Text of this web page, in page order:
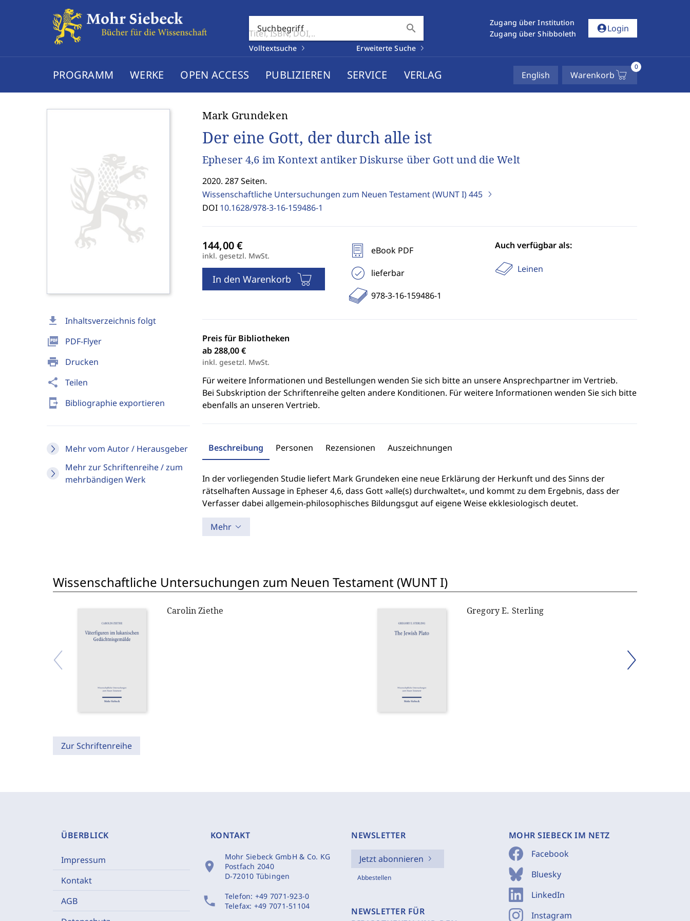
Suchbegriff search
Volltextsuche Erweiterte Suche
Zugang über Institution
Zugang über Shibboleth
account_circleLogin
PROGRAMM WERKE OPEN ACCESS PUBLIZIEREN SERVICE VERLAG English Warenkorb
0
download Inhaltsverzeichnis folgt
picture_as_pdf PDF-Flyer
print Drucken
share Teilen
send_to_mobile Bibliographie exportieren
Mehr vom Autor / Herausgeber
Mehr zur Schriftenreihe / zum
mehrbändigen Werk
Mark Grundeken
Der eine Gott, der durch alle ist
Epheser 4,6 im Kontext antiker Diskurse über Gott und die Welt
2020. 287 Seiten.
Wissenschaftliche Untersuchungen zum Neuen Testament (WUNT I)445
DOI 10.1628/978-3-16-159486-1
inkl. gesetzl. MwSt.
In den Warenkorb
eBook PDF
lieferbar
978-3-16-159486-1
Auch verfügbar als:
Leinen
Preis für Bibliotheken
ab 288,00 €
inkl. gesetzl. MwSt.
Für weitere Informationen und Bestellungen wenden Sie sich bitte an unsere Ansprechpartner im Vertrieb.
Bei Subskription der Schriftenreihe gelten andere Konditionen. Für weitere Informationen wenden Sie sich bitte
ebenfalls an unseren Vertrieb.
Beschreibung Personen Rezensionen Auszeichnungen
In der vorliegenden Studie liefert Mark Grundeken eine neue Erklärung der Herkunft und des Sinns der
rätselhaften Aussage in Epheser 4,6, dass Gott »alle(s) durchwaltet«, und kommt zu dem Ergebnis, dass der
Verfasser dabei allgemein-philosophisches Bildungsgut auf eigene Weise ekklesiologisch deutet.
Mehr
Wissenschaftliche Untersuchungen zum Neuen Testament (WUNT I)
Carolin Ziethe Gregory E. Sterling
Zur Schriftenreihe
ÜBERBLICK
Impressum
Kontakt
AGB
KONTAKT
location_on
Mohr Siebeck GmbH & Co. KG
Postfach 2040
D-72010 Tübingen
phone Telefon: +49 7071-923-0
Telefax: +49 7071-51104
NEWSLETTER
Jetzt abonnieren
Abbestellen
NEWSLETTER FÜR
MOHR SIEBECK IM NETZ
Facebook
Bluesky
LinkedIn
Instagram